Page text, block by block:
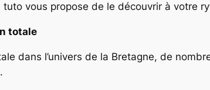
tuto vous propose de le découvrir à votre
totale
dans l’univers de la Bretagne, de